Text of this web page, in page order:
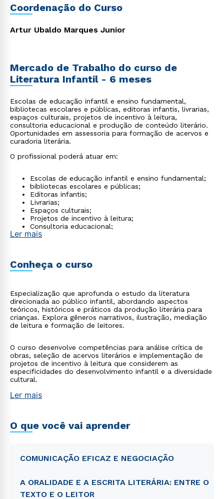
Coordenação do Curso
Artur Ubaldo Marques Junior
Mercado de Trabalho do curso de
Literatura Infantil - 6 meses
Escolas de educação infantil e ensino fundamental,
bibliotecas escolares e públicas, editoras infantis, livrarias,
espaços culturais, projetos de incentivo à leitura,
consultoria educacional e produção de conteúdo literário.
Oportunidades em assessoria para formação de acervos e
curadoria literária.
O profissional poderá atuar em:
Escolas de educação infantil e ensino fundamental;
bibliotecas escolares e públicas;
Editoras infantis;
Livrarias;
Espaços culturais;
Projetos de incentivo à leitura;
Consultoria educacional;
Produção de conteúdo literário;
Ler mais
Conheça o curso
Especialização que aprofunda o estudo da literatura
direcionada ao público infantil, abordando aspectos
teóricos, históricos e práticos da produção literária para
crianças. Explora gêneros narrativos, ilustração, mediação
de leitura e formação de leitores.
O curso desenvolve competências para análise crítica de
obras, seleção de acervos literários e implementação de
projetos de incentivo à leitura que considerem as
especificidades do desenvolvimento infantil e a diversidade
cultural.
Ler mais
O que você vai aprender
COMUNICAÇÃO EFICAZ E NEGOCIAÇÃO
A ORALIDADE E A ESCRITA LITERÁRIA: ENTRE O
TEXTO E O LEITOR